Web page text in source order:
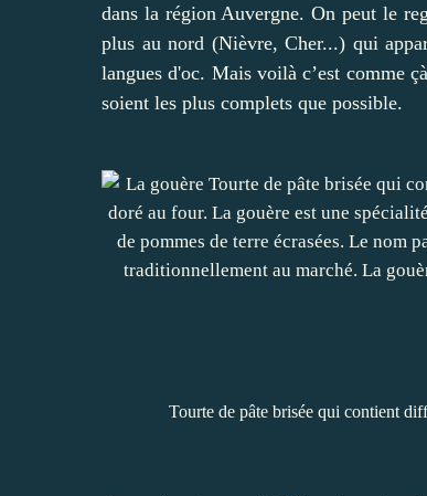
dans la région Auvergne. On peut le
plus au nord (Nièvre, Cher...) qui
langues d'oc. Mais voilà c’est comme
soient les plus complets que possible.
Tourte de pâte brisée qui contient